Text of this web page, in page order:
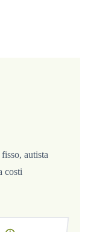
autista
costi